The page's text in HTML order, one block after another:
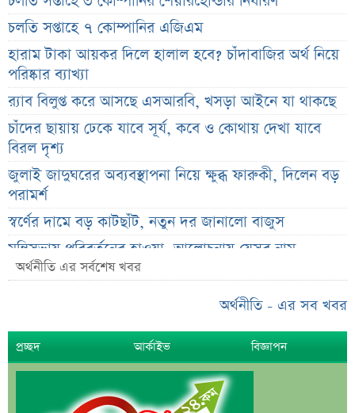
চলতি সপ্তাহে ৭ কোম্পানির এজিএম
হারাম টাকা আয়কর দিলে হালাল হবে? চাঁদাবাজির অর্থ নিয়ে
পরিষ্কার ব্যাখ্যা
র‌্যাব বিলুপ্ত করে আসছে এসআরবি, খসড়া আইনে যা থাকছে
চাঁদের ছায়ায় ঢেকে যাবে সূর্য, কবে ও কোথায় দেখা যাবে
বিরল দৃশ্য
জুলাই জাদুঘরের অব্যবস্থাপনা নিয়ে ক্ষুব্ধ ফারুকী, দিলেন বড়
পরামর্শ
স্বর্ণের দামে বড় কাটছাঁট, নতুন দর জানালো বাজুস
মন্ত্রিসভায় পরিবর্তনের হাওয়া, আলোচনায় যেসব নাম
দেশের ২৩তম রাষ্ট্রপতি; শেষ মুহূর্তে আলোচনায় যেসব নাম
শেখ হাসিনা, মামলা ও দেশে ফেরা নিয়ে খোলামেলা সাকিব
সরকারি কর্মচারীদের জন্য নতুন বার্তা, আলোচিত বেতন ইস্যু
ভারতকে ‘৭ নম্বর বিপদ সংকেত’ দেখাল ঢাকা
সরকারি কর্মীদের বেতন বাড়ানো নিয়ে যা বললেন প্রতিমন্ত্রী
অর্থনীতি এর সর্বশেষ খবর
অর্থনীতি - এর সব খবর
প্রচ্ছদ আর্কাইভ বিজ্ঞাপন